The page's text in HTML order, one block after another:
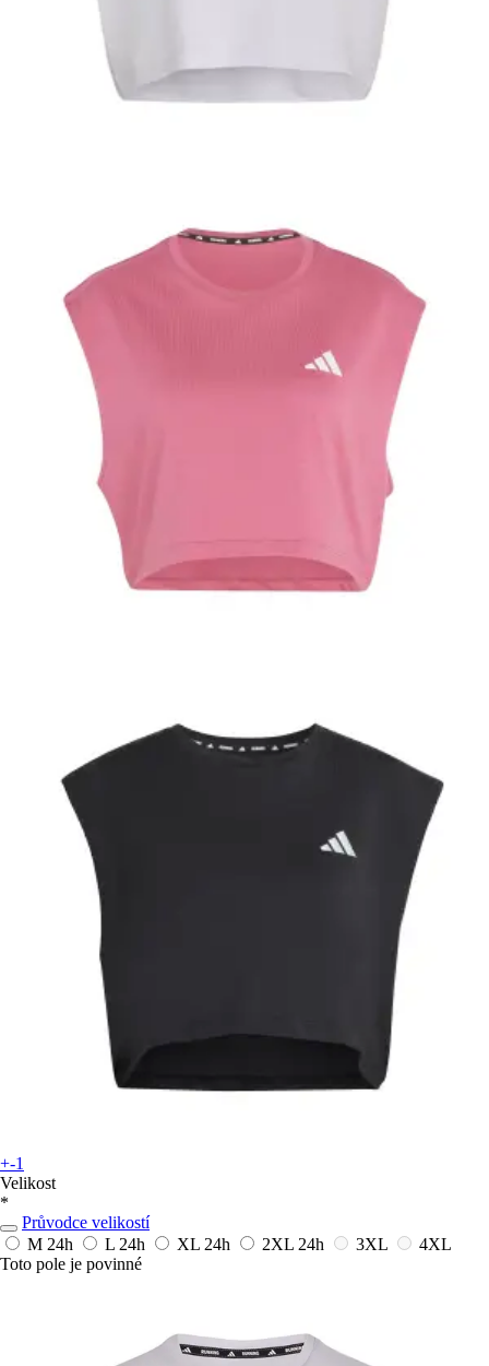
+-1
Velikost
*
Průvodce velikostí
M 24h L 24h XL 24h 2XL 24h 3XL
4XL
Toto pole je povinné